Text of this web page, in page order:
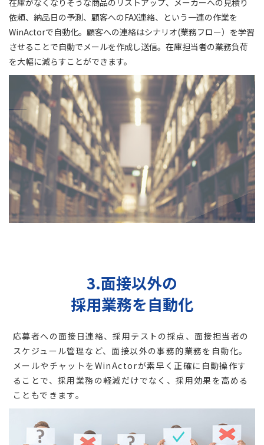
依頼、納品日の予測、顧客へのFAX連絡、という一連の作業を
WinActorで自動化。顧客への連絡はシナリオ(業務フロー）を学習
させることで自動でメールを作成し送信。在庫担当者の業務負荷
を大幅に減らすことができます。
3.面接以外の
採用業務を自動化
応募者への面接日連絡、採用テストの採点、面接担当者の
スケジュール管理など、面接以外の事務的業務を自動化。
メールやチャットをWinActorが素早く正確に自動操作す
ることで、採用業務の軽減だけでなく、採用効果を高める
こともできます。